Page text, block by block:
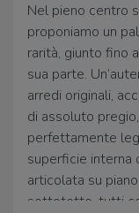
Nel pieno centro
proponiamo un
rarità, giunto fino
sua parte.
arredi originali,
di assoluto
perfettamente
superficie interna
articolata su
sottotetto, tutti